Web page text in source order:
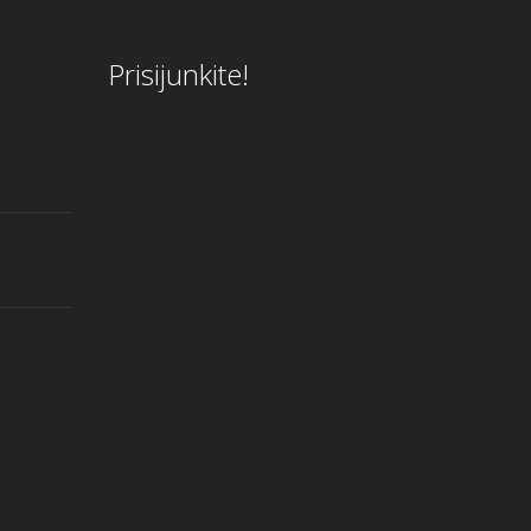
Prisijunkite!